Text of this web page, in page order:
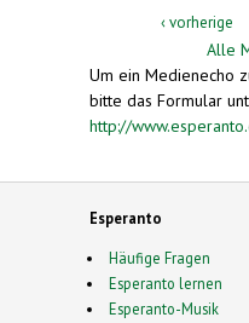
‹ vorherige
Alle
Um ein Medienecho
bitte das Formular
http://
Esperanto
Häufige Fragen
Esperanto lernen
Esperanto-Musik